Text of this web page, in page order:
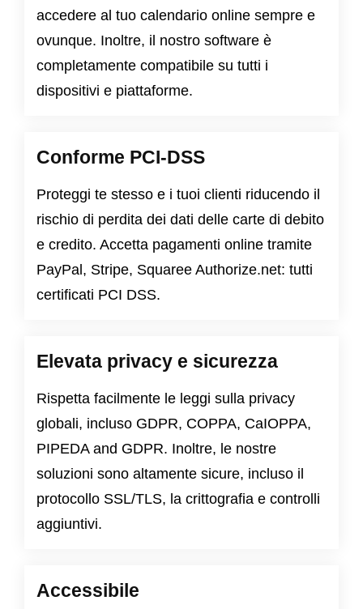
accedere al tuo calendario online sempre e
ovunque. Inoltre, il nostro software è
completamente compatibile su tutti i
dispositivi e piattaforme.
Conforme PCI-DSS
Proteggi te stesso e i tuoi clienti riducendo il
rischio di perdita dei dati delle carte di debito
e credito. Accetta pagamenti online tramite
PayPal, Stripe, Squaree Authorize.net: tutti
certificati PCI DSS.
Elevata privacy e sicurezza
Rispetta facilmente le leggi sulla privacy
globali, incluso GDPR, COPPA, CaIOPPA,
PIPEDAand GDPR. Inoltre, le nostre
soluzioni sono altamente sicure, incluso il
protocollo SSL/TLS, la crittografia e controlli
aggiuntivi.
Accessibile